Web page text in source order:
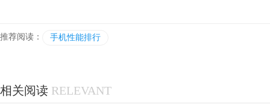
推荐阅读： 手机性能排行
相关阅读 RELEVANT